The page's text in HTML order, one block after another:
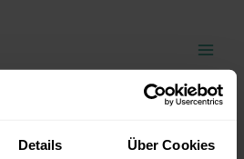
Details Über Cookies